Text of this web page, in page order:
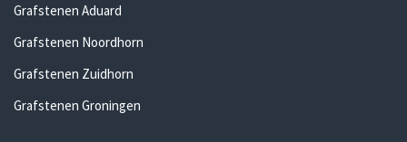
Grafstenen Aduard
Grafstenen Noordhorn
Grafstenen Zuidhorn
Grafstenen Groningen